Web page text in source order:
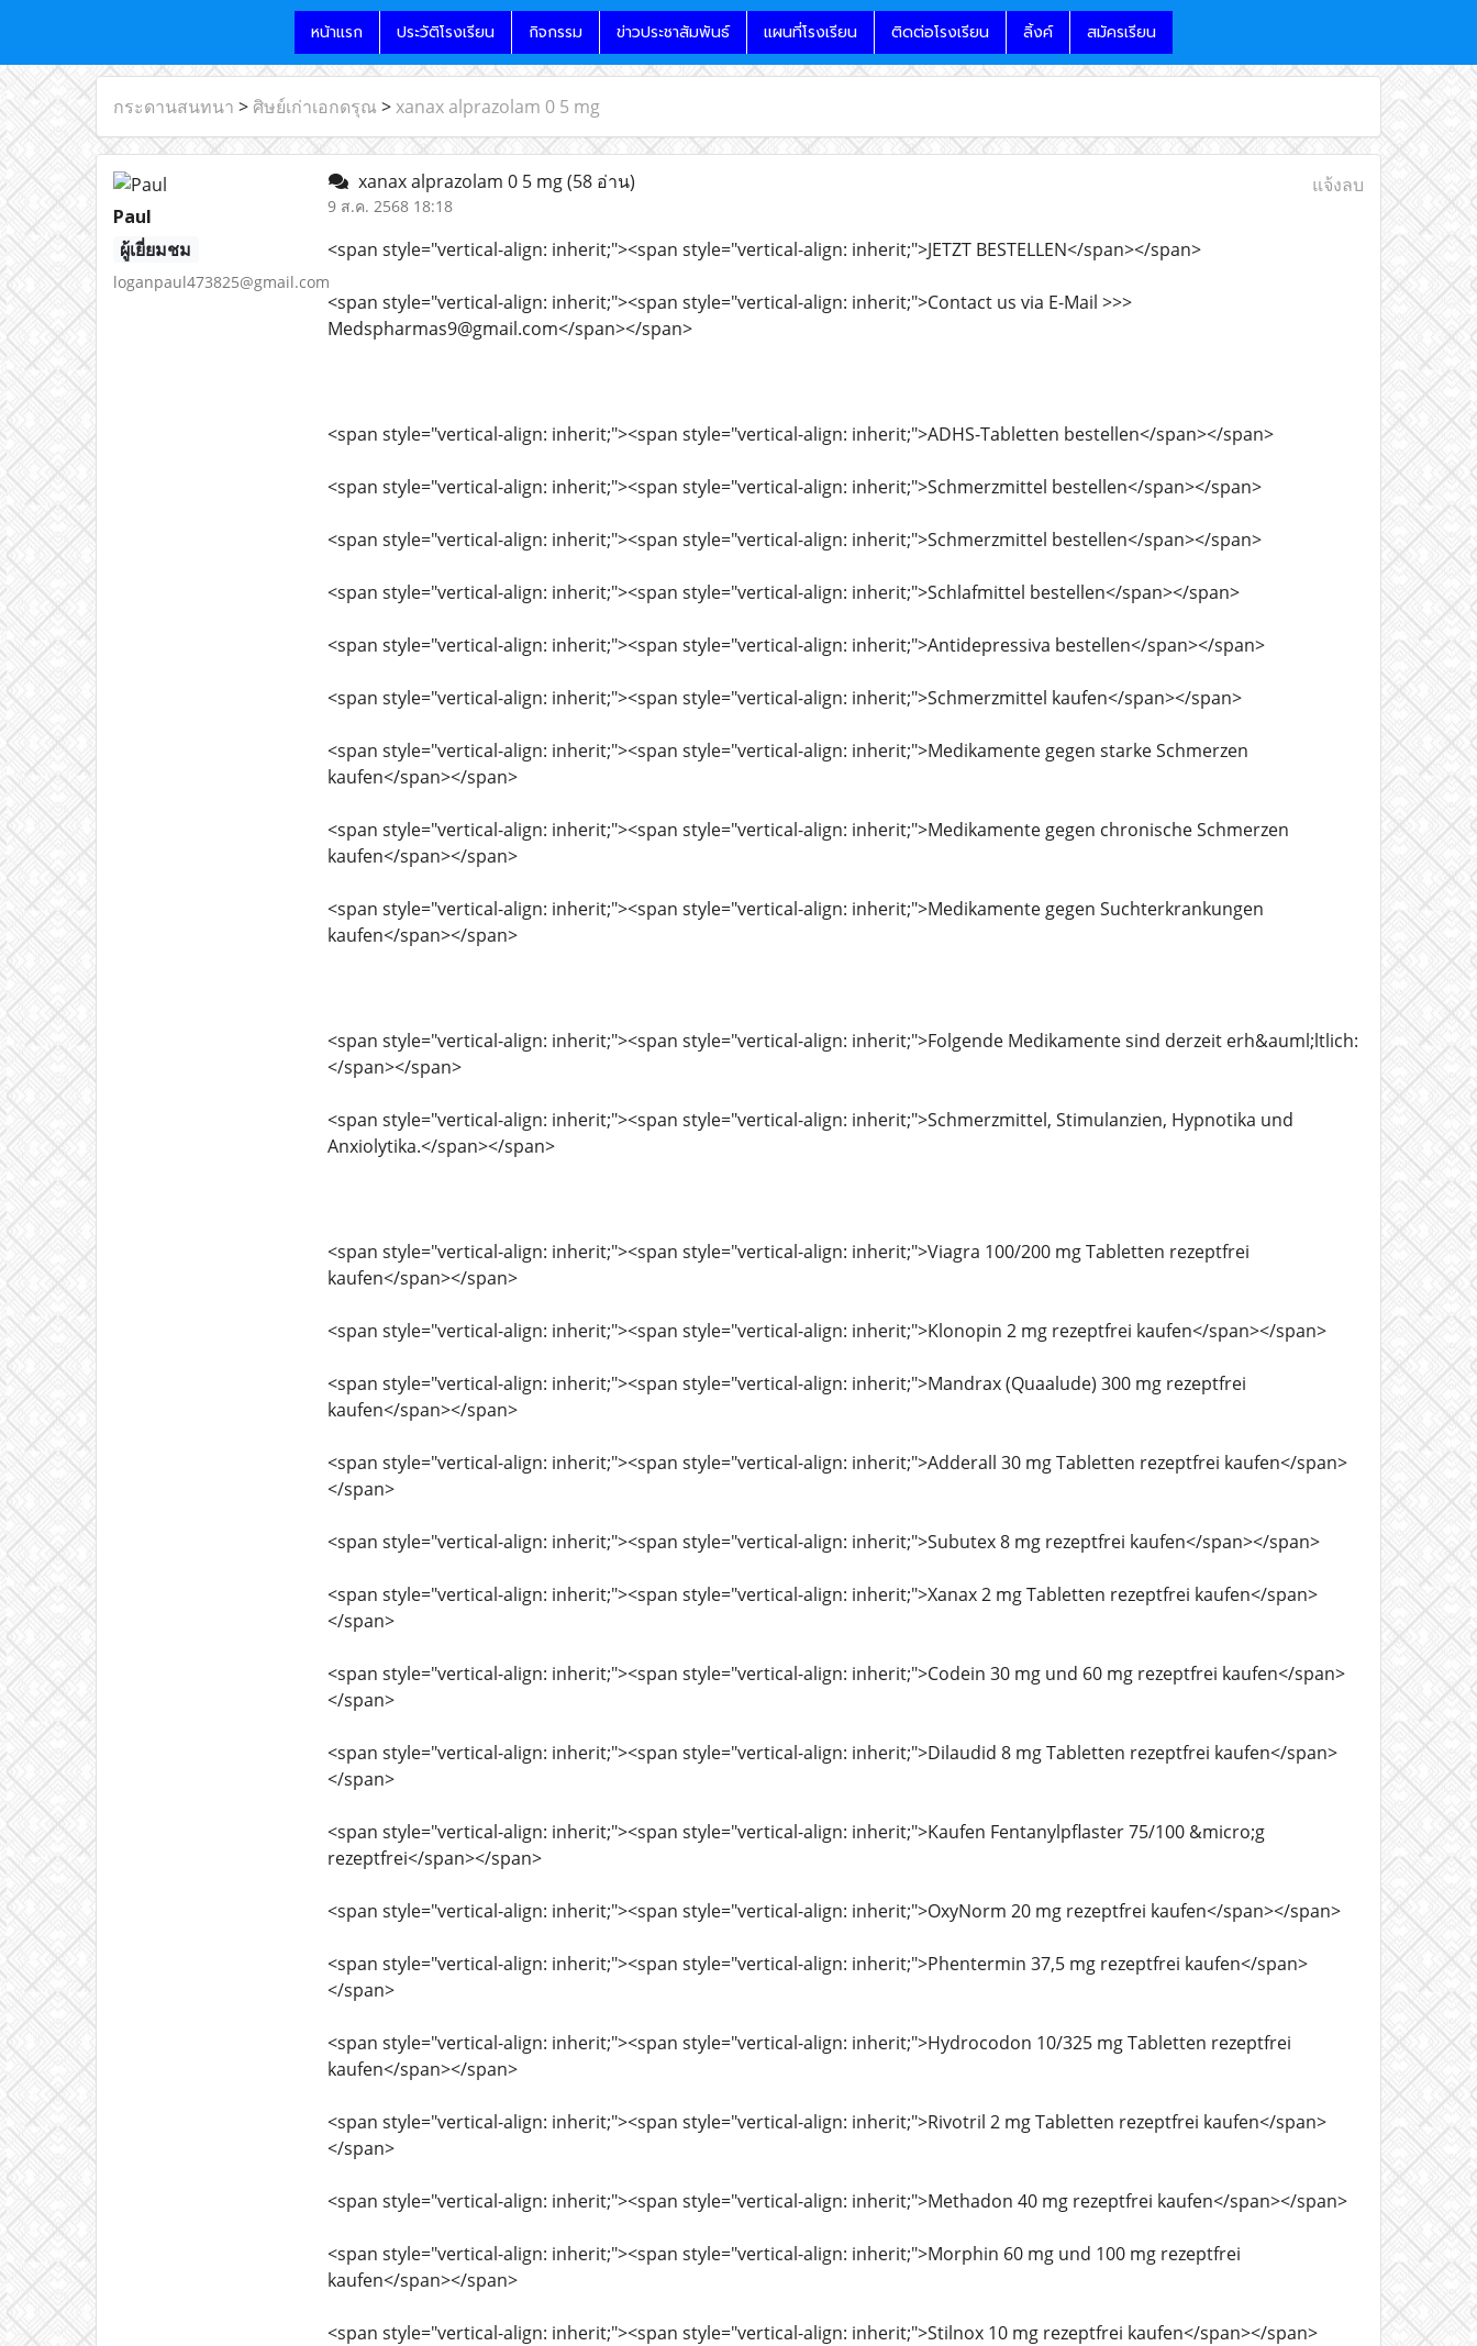
หน้าแรก ประวัติโรงเรียน กิจกรรม ข่าวประชาสัมพันธ์ แผนที่โรงเรียน ติดต่อโรงเรียน ลิ้งค์ สมัครเรียน
กระดานสนทนา > ศิษย์เก่าเอกดรุณ >xanax alprazolam 0 5 mg
Paul
ผู้เยี่ยมชม
loganpaul473825@gmail.com
xanax alprazolam 0 5 mg(58 อ่าน)
9 ส.ค. 2568 18:18
แจ้งลบ
<span style="vertical-align: inherit;"><span style="vertical-align: inherit;">JETZT BESTELLEN</span></span>
<span style="vertical-align: inherit;"><span style="vertical-align: inherit;">Contact us via E-Mail >>>
Medspharmas9@gmail.com</span></span>
<span style="vertical-align: inherit;"><span style="vertical-align: inherit;">ADHS-Tabletten bestellen</span></span>
<span style="vertical-align: inherit;"><span style="vertical-align: inherit;">Schmerzmittel bestellen</span></span>
<span style="vertical-align: inherit;"><span style="vertical-align: inherit;">Schmerzmittel bestellen</span></span>
<span style="vertical-align: inherit;"><span style="vertical-align: inherit;">Schlafmittel bestellen</span></span>
<span style="vertical-align: inherit;"><span style="vertical-align: inherit;">Antidepressiva bestellen</span></span>
<span style="vertical-align: inherit;"><span style="vertical-align: inherit;">Schmerzmittel kaufen</span></span>
<span style="vertical-align: inherit;"><span style="vertical-align: inherit;">Medikamente gegen starke Schmerzen
kaufen</span></span>
<span style="vertical-align: inherit;"><span style="vertical-align: inherit;">Medikamente gegen chronische Schmerzen
kaufen</span></span>
<span style="vertical-align: inherit;"><span style="vertical-align: inherit;">Medikamente gegen Suchterkrankungen
kaufen</span></span>
<span style="vertical-align: inherit;"><span style="vertical-align: inherit;">Folgende Medikamente sind derzeit erh&auml;ltlich:
</span></span>
<span style="vertical-align: inherit;"><span style="vertical-align: inherit;">Schmerzmittel, Stimulanzien, Hypnotika und
Anxiolytika.</span></span>
<span style="vertical-align: inherit;"><span style="vertical-align: inherit;">Viagra 100/200 mg Tabletten rezeptfrei
kaufen</span></span>
<span style="vertical-align: inherit;"><span style="vertical-align: inherit;">Klonopin 2 mg rezeptfrei kaufen</span></span>
<span style="vertical-align: inherit;"><span style="vertical-align: inherit;">Mandrax (Quaalude) 300 mg rezeptfrei
kaufen</span></span>
<span style="vertical-align: inherit;"><span style="vertical-align: inherit;">Adderall 30 mg Tabletten rezeptfrei kaufen</span>
</span>
<span style="vertical-align: inherit;"><span style="vertical-align: inherit;">Subutex 8 mg rezeptfrei kaufen</span></span>
<span style="vertical-align: inherit;"><span style="vertical-align: inherit;">Xanax 2 mg Tabletten rezeptfrei kaufen</span>
</span>
<span style="vertical-align: inherit;"><span style="vertical-align: inherit;">Codein 30 mg und 60 mg rezeptfrei kaufen</span>
</span>
<span style="vertical-align: inherit;"><span style="vertical-align: inherit;">Dilaudid 8 mg Tabletten rezeptfrei kaufen</span>
</span>
<span style="vertical-align: inherit;"><span style="vertical-align: inherit;">Kaufen Fentanylpflaster 75/100 &micro;g
rezeptfrei</span></span>
<span style="vertical-align: inherit;"><span style="vertical-align: inherit;">OxyNorm 20 mg rezeptfrei kaufen</span></span>
<span style="vertical-align: inherit;"><span style="vertical-align: inherit;">Phentermin 37,5 mg rezeptfrei kaufen</span>
</span>
<span style="vertical-align: inherit;"><span style="vertical-align: inherit;">Hydrocodon 10/325 mg Tabletten rezeptfrei
kaufen</span></span>
<span style="vertical-align: inherit;"><span style="vertical-align: inherit;">Rivotril 2 mg Tabletten rezeptfrei kaufen</span>
</span>
<span style="vertical-align: inherit;"><span style="vertical-align: inherit;">Methadon 40 mg rezeptfrei kaufen</span></span>
<span style="vertical-align: inherit;"><span style="vertical-align: inherit;">Morphin 60 mg und 100 mg rezeptfrei
kaufen</span></span>
<span style="vertical-align: inherit;"><span style="vertical-align: inherit;">Stilnox 10 mg rezeptfrei kaufen</span></span>